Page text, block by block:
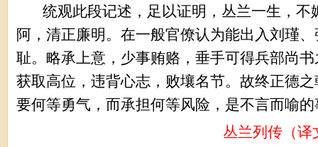
统观此段记述，足以证明，丛兰一生，
阿，清正廉明。在一般官僚认为能出入刘瑾
耻。略承上意，少事贿赂，垂手可得兵部尚
获取高位，违背心志，败壤名节。故终正德
要何等勇气，而承担何等风险，是不言而喻
丛兰列传（译